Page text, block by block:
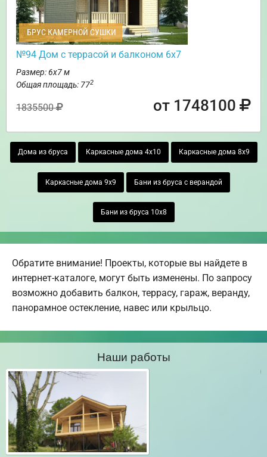
БРУС КАМЕРНОЙ СУШКИ
№94 Дом с террасой и балконом 6х7
Размер: 6х7 м
Общая площадь: 772
1835500 от 1748100
Дома из бруса Каркасные дома 4х10 Каркасные дома 8х9
Каркасные дома 9х9 Бани из бруса с верандой
Бани из бруса 10х8
Обратите внимание! Проекты, которые вы найдете в
интернет-каталоге, могут быть изменены. По запросу
возможно добавить балкон, террасу, гараж, веранду,
панорамное остекление, навес или крыльцо.
Наши работы